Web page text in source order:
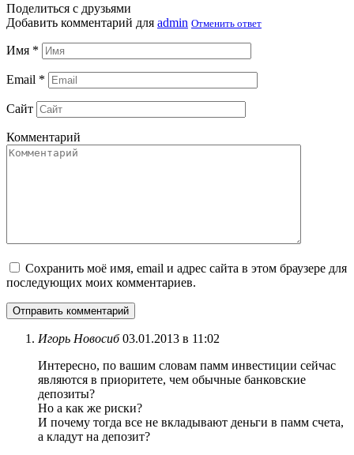
Поделиться с друзьями
Добавить комментарий для admin Отменить ответ
Имя *
Email *
Сайт
Комментарий
Сохранить моё имя, email и адрес сайта в этом браузере для
последующих моих комментариев.
Игорь Новосиб 03.01.2013 в 11:02
Интересно, по вашим словам памм инвестиции сейчас
являются в приоритете, чем обычные банковские
депозиты?
Но а как же риски?
И почему тогда все не вкладывают деньги в памм счета,
а кладут на депозит?